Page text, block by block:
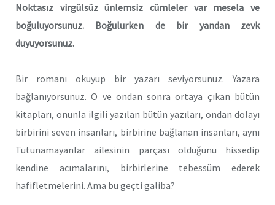
Noktasız virgülsüz ünlemsiz cümleler var mesela ve
boğuluyorsunuz. Boğulurken de bir yandan zevk
duyuyorsunuz.
Bir romanı okuyup bir yazarı seviyorsunuz. Yazara
bağlanıyorsunuz. O ve ondan sonra ortaya çıkan bütün
kitapları, onunla ilgili yazılan bütün yazıları, ondan dolayı
birbirini seven insanları, birbirine bağlanan insanları, aynı
Tutunamayanlar ailesinin parçası olduğunu hissedip
kendine acımalarını, birbirlerine tebessüm ederek
hafifletmelerini. Ama bu geçti galiba?